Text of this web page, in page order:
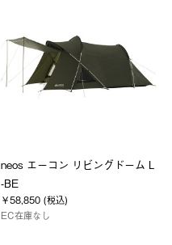
neos エーコン リビングドーム L
-BE
￥58,850 (税込)
EC在庫なし